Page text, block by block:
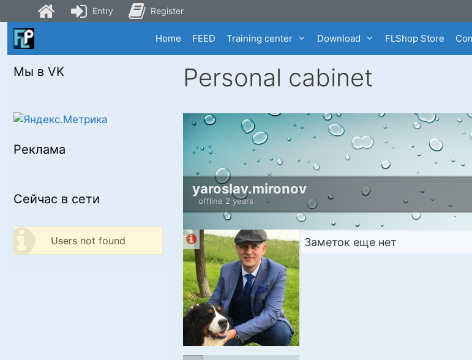
Skip
Home FEED Training center Download FLShop Store
Personal cabinet
yaroslav.mironov
offline 2 years
Заметок еще нет
Мы в VK
Реклама
Сейчас в сети
Users not found
Entry Register